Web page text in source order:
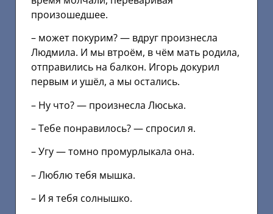
произошедшее.
– может покурим? — вдруг произнесла
Людмила. И мы втроём, в чём мать родила,
отправились на балкон. Игорь докурил
первым и ушёл, а мы остались.
– Ну что? — произнесла Люська.
– Тебе понравилось? — спросил я.
– Угу — томно промурлыкала она.
– Люблю тебя мышка.
– И я тебя солнышко.